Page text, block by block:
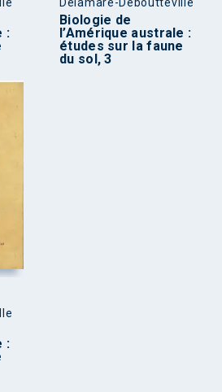
:
Biologie de
l’Amérique australe :
études sur la faune
du sol, 3
: